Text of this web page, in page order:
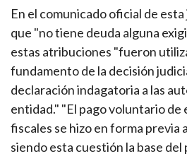
En el comunicado oficial de
que "no tiene deuda alguna
estas atribuciones "fueron
fundamento de la decisión
declaración indagatoria a las
entidad." "El pago voluntario de
fiscales se hizo en forma previa
siendo esta cuestión la base